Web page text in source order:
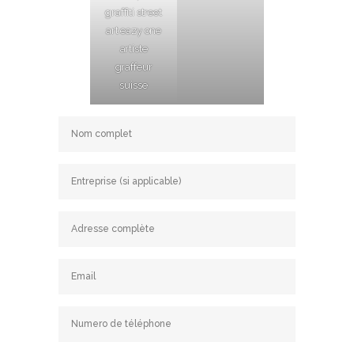
graffiti street
art eazy one
artiste
graffeur
suisse